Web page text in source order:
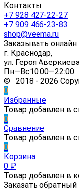
Контакты
+7 928 427-22-27
+7 909 466-23-83
shop@veema.ru
Заказывать
г. Краснодар,
ул. Героя
Пн—Вс10:00—22:00
© 2018 - 2026
0
Избранные
Товар добавлен в
0
Сравнение
Товар добавлен в
0
Корзина
0 ₽
Товар добавлен в
Заказать обратный